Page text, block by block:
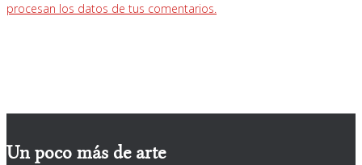
procesan los datos de tus comentarios.
Un poco más de arte